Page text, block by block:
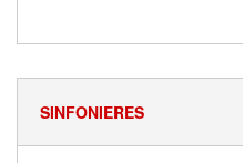
SINFONIERES